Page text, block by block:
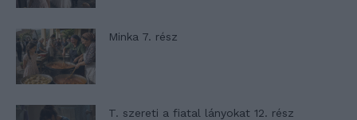
Minka 7. rész
T. szereti a fiatal lányokat 12. rész